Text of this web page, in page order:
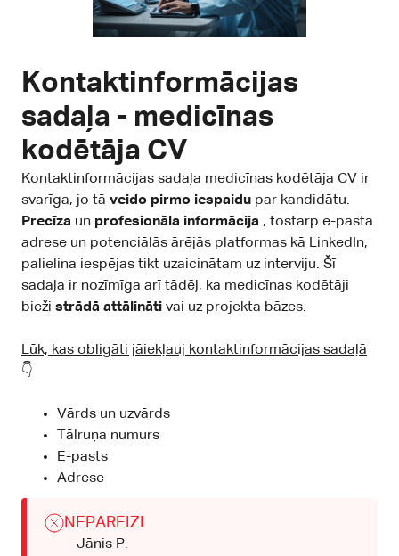
Kontaktinformācijas
sadaļa - medicīnas
kodētāja CV
Kontaktinformācijas sadaļa medicīnas kodētāja CV ir
svarīga, jo tā veido pirmo iespaidu par kandidātu.
Precīza un profesionāla informācija , tostarp e-pasta
adrese un potenciālās ārējās platformas kā LinkedIn,
palielina iespējas tikt uzaicinātam uz interviju. Šī
sadaļa ir nozīmīga arī tādēļ, ka medicīnas kodētāji
bieži strādā attālināti vai uz projekta bāzes.
Lūk, kas obligāti jāiekļauj kontaktinformācijas sadaļā
👇
Vārds un uzvārds
Tālruņa numurs
E-pasts
Adrese
NEPAREIZI
Jānis P.